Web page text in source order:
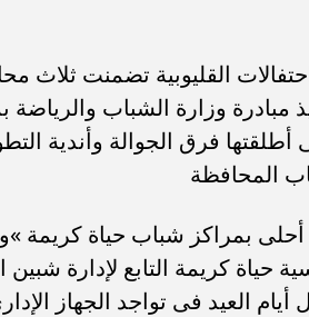
القليوبية تضمنت ثلاث
مبادرة وزارة الشباب
أطلقتها فرق الجوالة وأندية
المحافظة
أحلى بمراكز شباب حياة كريمة
حياة كريمة التابع لإدارة
أيام العيد فى تواجد الجهاز